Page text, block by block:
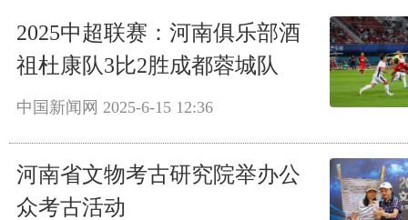
2025中超联赛：河南俱乐部酒
祖杜康队3比2胜成都蓉城队
中国新闻网 2025-6-15 12:36
河南省文物考古研究院举办公
众考古活动